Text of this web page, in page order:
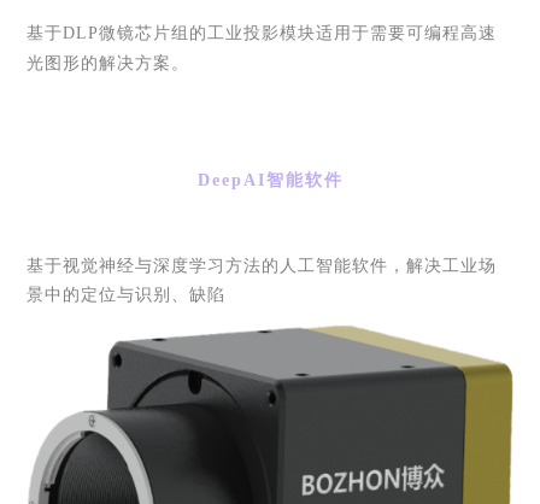
基于DLP微镜芯片组的工业投影模块适用于需要可编程高速
光图形的解决方案。
DeepAI智能软件
基于视觉神经与深度学习方法的人工智能软件，解决工业场
景中的定位与识别、缺陷